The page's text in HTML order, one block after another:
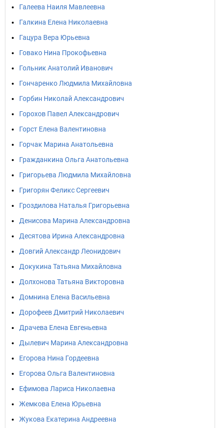
Галеева Наиля Мавлеевна
Галкина Елена Николаевна
Гацура Вера Юрьевна
Говако Нина Прокофьевна
Гольник Анатолий Иванович
Гончаренко Людмила Михайловна
Горбин Николай Александрович
Горохов Павел Александрович
Горст Елена Валентиновна
Горчак Марина Анатольевна
Гражданкина Ольга Анатольевна
Григорьева Людмила Михайловна
Григорян Феликс Сергеевич
Гроздилова Наталья Григорьевна
Денисова Марина Александровна
Десятова Ирина Александровна
Довгий Александр Леонидович
Докукина Татьяна Михайловна
Долхонова Татьяна Викторовна
Домнина Елена Васильевна
Дорофеев Дмитрий Николаевич
Драчева Елена Евгеньевна
Дылевич Марина Александровна
Егорова Нина Гордеевна
Егорова Ольга Валентиновна
Ефимова Лариса Николаевна
Жемкова Елена Юрьевна
Жукова Екатерина Андреевна